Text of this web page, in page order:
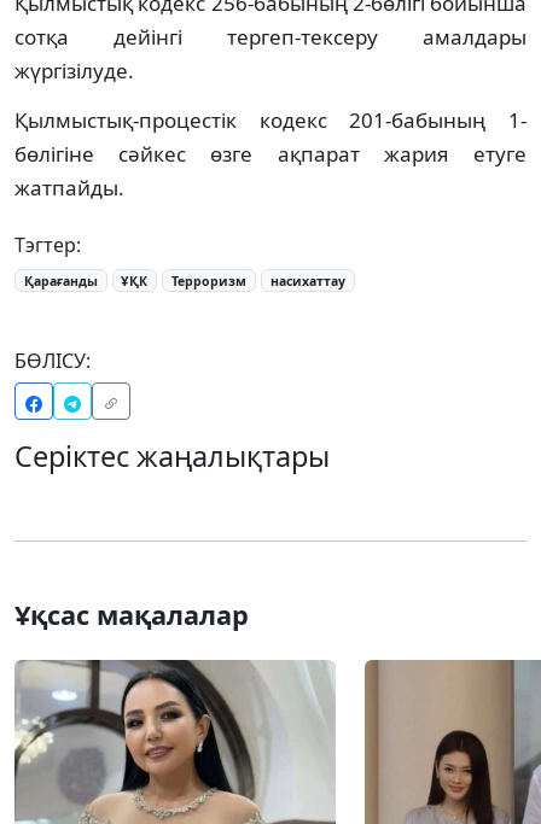
сотқа дейінгі тергеп-тексеру амалдары
жүргізілуде.
Қылмыстық-процестік кодекс 201-бабының 1-
бөлігіне сәйкес өзге ақпарат жария етуге
жатпайды.
Тэгтер:
Қарағанды ҰҚК Терроризм насихаттау
БӨЛІСУ:
Серіктес жаңалықтары
Ұқсас мақалалар